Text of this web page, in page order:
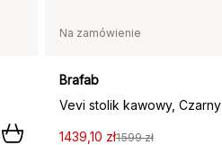
Na zamówienie
Brafab
Vevi stolik kawowy, Czarny
1439,10 zł1599 zł